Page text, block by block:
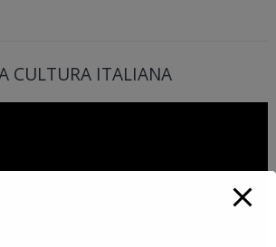
CULTURA ITALIANA